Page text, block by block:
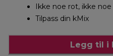
Ikke noe rot, ikke
Tilpass din kMix
Legg til i